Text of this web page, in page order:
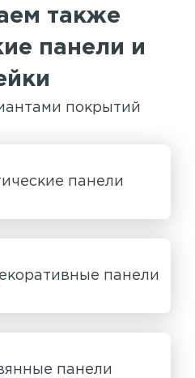
также
панели и
покрытий
панели
панели
панели